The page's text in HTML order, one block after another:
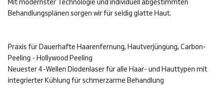
Mit modernster Technologie und individuell abgestimmten
Behandlungsplänen sorgen wir für seidig glatte Haut.
Praxis für Dauerhafte Haarenfernung, Hautverjüngung, Carbon-
Peeling - Hollywood Peeling
Neuester 4-Wellen Diodenlaser für alle Haar- und Hauttypen mit
integrierter Kühlung für schmerzarme Behandlung